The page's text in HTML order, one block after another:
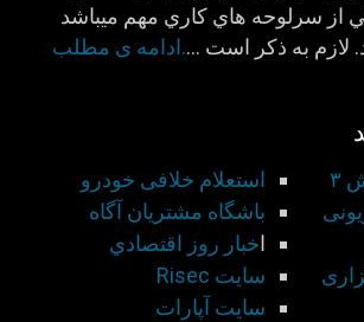
از سرلوحه هاي كاري مهم ميباشد
لازم به ذكر است ….ادامه ی مطلب
استعلام خلافی خودرو
باشگاه مشتريان آگاه
اخبار روز اقتصادي
سايت Risec
سايت آپارات
۳